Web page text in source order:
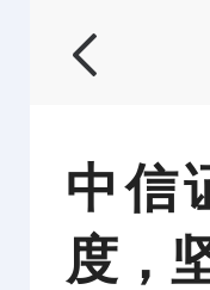
中信
度，